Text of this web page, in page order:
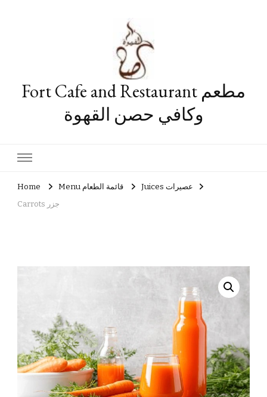
Fort Cafe and Restaurant مطعم
وكافي حصن القهوة
Home Menu قائمة الطعام
Juices عصيرات
Carrots جزر